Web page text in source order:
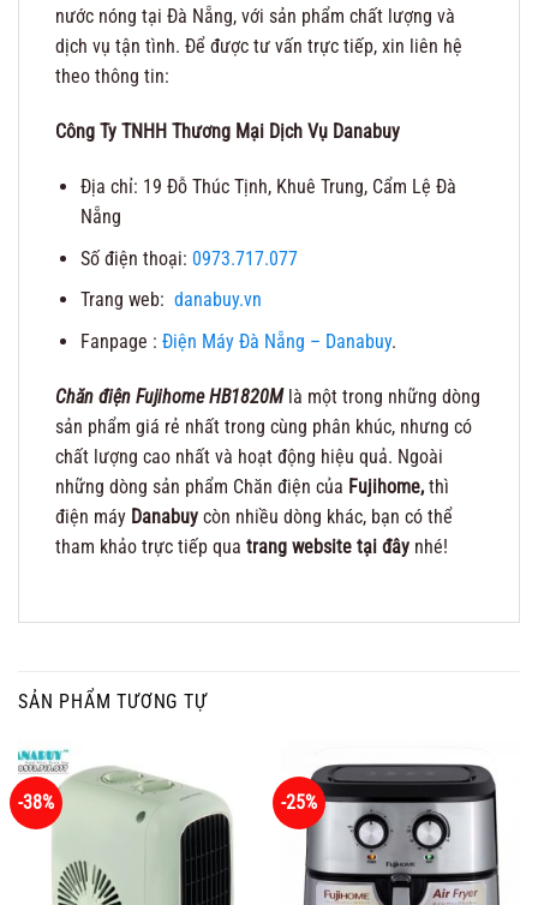
nước nóng tại Đà Nẵng, với sản phẩm chất lượng và
dịch vụ tận tình. Để được tư vấn trực tiếp, xin liên hệ
theo thông tin:
Công Ty TNHH Thương Mại Dịch Vụ Danabuy
Địa chỉ: 19 Đỗ Thúc Tịnh, Khuê Trung, Cẩm Lệ Đà
Nẵng
Số điện thoại: 0973.717.077
Trang web: danabuy.vn
Fanpage : Điện Máy Đà Nẵng – Danabuy.
Chăn điện Fujihome HB1820Mlà một trong những dòng
sản phẩm giá rẻ nhất trong cùng phân khúc, nhưng có
chất lượng cao nhất và hoạt động hiệu quả. Ngoài
những dòng sản phẩm Chăn điện của Fujihome, thì
điện máy Danabuy còn nhiều dòng khác, bạn có thể
tham khảo trực tiếp qua trang website tại đây nhé!
SẢN PHẨM TƯƠNG TỰ
-38% -25%